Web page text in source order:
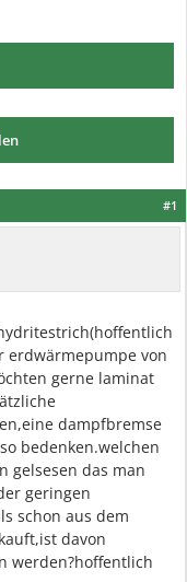
#1
erdwärmepumpe von
gerne laminat
dampfbremse
bedenken.welchen
gelsesen das man
geringen
schon aus dem
davon
werden?hoffentlich